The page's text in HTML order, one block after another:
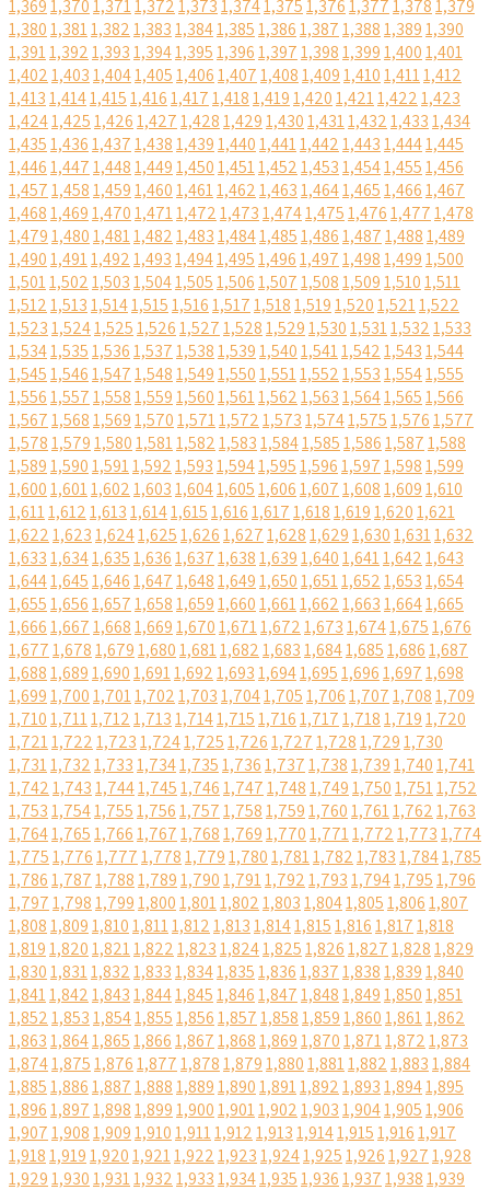
1,3691,3701,3711,3721,3731,3741,3751,3761,3771,3781,379
1,3801,3811,3821,3831,3841,3851,3861,3871,3881,3891,390
1,3911,3921,3931,3941,3951,3961,3971,3981,3991,4001,401
1,4021,4031,4041,4051,4061,4071,4081,4091,4101,4111,412
1,4131,4141,4151,4161,4171,4181,4191,4201,4211,4221,423
1,4241,4251,4261,4271,4281,4291,4301,4311,4321,4331,434
1,4351,4361,4371,4381,4391,4401,4411,4421,4431,4441,445
1,4461,4471,4481,4491,4501,4511,4521,4531,4541,4551,456
1,4571,4581,4591,4601,4611,4621,4631,4641,4651,4661,467
1,4681,4691,4701,4711,4721,4731,4741,4751,4761,4771,478
1,4791,4801,4811,4821,4831,4841,4851,4861,4871,4881,489
1,4901,4911,4921,4931,4941,4951,4961,4971,4981,4991,500
1,5011,5021,5031,5041,5051,5061,5071,5081,5091,5101,511
1,5121,5131,5141,5151,5161,5171,5181,5191,5201,5211,522
1,5231,5241,5251,5261,5271,5281,5291,5301,5311,5321,533
1,5341,5351,5361,5371,5381,5391,5401,5411,5421,5431,544
1,5451,5461,5471,5481,5491,5501,5511,5521,5531,5541,555
1,5561,5571,5581,5591,5601,5611,5621,5631,5641,5651,566
1,5671,5681,5691,5701,5711,5721,5731,5741,5751,5761,577
1,5781,5791,5801,5811,5821,5831,5841,5851,5861,5871,588
1,5891,5901,5911,5921,5931,5941,5951,5961,5971,5981,599
1,6001,6011,6021,6031,6041,6051,6061,6071,6081,6091,610
1,6111,6121,6131,6141,6151,6161,6171,6181,6191,6201,621
1,6221,6231,6241,6251,6261,6271,6281,6291,6301,6311,632
1,6331,6341,6351,6361,6371,6381,6391,6401,6411,6421,643
1,6441,6451,6461,6471,6481,6491,6501,6511,6521,6531,654
1,6551,6561,6571,6581,6591,6601,6611,6621,6631,6641,665
1,6661,6671,6681,6691,6701,6711,6721,6731,6741,6751,676
1,6771,6781,6791,6801,6811,6821,6831,6841,6851,6861,687
1,6881,6891,6901,6911,6921,6931,6941,6951,6961,6971,698
1,6991,7001,7011,7021,7031,7041,7051,7061,7071,7081,709
1,7101,7111,7121,7131,7141,7151,7161,7171,7181,7191,720
1,7211,7221,7231,7241,7251,7261,7271,7281,7291,730
1,7311,7321,7331,7341,7351,7361,7371,7381,7391,7401,741
1,7421,7431,7441,7451,7461,7471,7481,7491,7501,7511,752
1,7531,7541,7551,7561,7571,7581,7591,7601,7611,7621,763
1,7641,7651,7661,7671,7681,7691,7701,7711,7721,7731,774
1,7751,7761,7771,7781,7791,7801,7811,7821,7831,7841,785
1,7861,7871,7881,7891,7901,7911,7921,7931,7941,7951,796
1,7971,7981,7991,8001,8011,8021,8031,8041,8051,8061,807
1,8081,8091,8101,8111,8121,8131,8141,8151,8161,8171,818
1,8191,8201,8211,8221,8231,8241,8251,8261,8271,8281,829
1,8301,8311,8321,8331,8341,8351,8361,8371,8381,8391,840
1,8411,8421,8431,8441,8451,8461,8471,8481,8491,8501,851
1,8521,8531,8541,8551,8561,8571,8581,8591,8601,8611,862
1,8631,8641,8651,8661,8671,8681,8691,8701,8711,8721,873
1,8741,8751,8761,8771,8781,8791,8801,8811,8821,8831,884
1,8851,8861,8871,8881,8891,8901,8911,8921,8931,8941,895
1,8961,8971,8981,8991,9001,9011,9021,9031,9041,9051,906
1,9071,9081,9091,9101,9111,9121,9131,9141,9151,9161,917
1,9181,9191,9201,9211,9221,9231,9241,9251,9261,9271,928
1,9291,9301,9311,9321,9331,9341,9351,9361,9371,9381,939